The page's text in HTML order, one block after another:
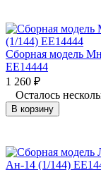
Сборная модель
EE14444
1 260 ₽
Осталось
В корзину